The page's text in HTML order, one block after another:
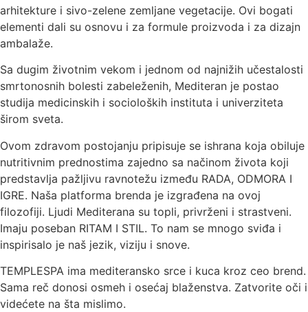
arhitekture i sivo-zelene zemljane vegetacije. Ovi bogati
elementi dali su osnovu i za formule proizvoda i za dizajn
ambalaže.
Sa dugim životnim vekom i jednom od najnižih učestalosti
smrtonosnih bolesti zabeleženih, Mediteran je postao
studija medicinskih i socioloških instituta i univerziteta
širom sveta.
Ovom zdravom postojanju pripisuje se ishrana koja obiluje
nutritivnim prednostima zajedno sa načinom života koji
predstavlja pažljivu ravnotežu između RADA, ODMORA I
IGRE. Naša platforma brenda je izgrađena na ovoj
filozofiji. Ljudi Mediterana su topli, privrženi i strastveni.
Imaju poseban RITAM I STIL. To nam se mnogo sviđa i
inspirisalo je naš jezik, viziju i snove.
TEMPLESPA ima mediteransko srce i kuca kroz ceo brend.
Sama reč donosi osmeh i osećaj blaženstva. Zatvorite oči i
videćete na šta mislimo.